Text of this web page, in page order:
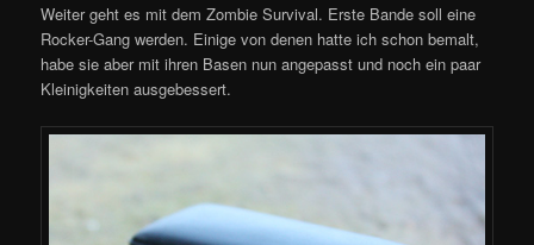
Weiter geht es mit dem Zombie Survival. Erste Bande soll eine
Rocker-Gang werden. Einige von denen hatte ich schon bemalt,
habe sie aber mit ihren Basen nun angepasst und noch ein paar
Kleinigkeiten ausgebessert.